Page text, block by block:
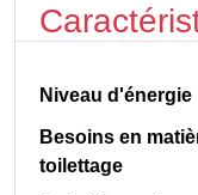
Niveau d'énergie
Besoins en
toilettage